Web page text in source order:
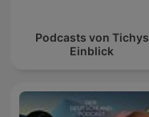
Podcasts von Tichys
Einblick